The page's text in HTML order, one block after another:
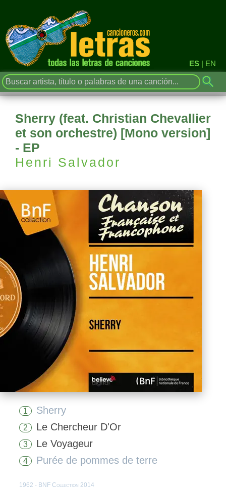
ES | EN
Sherry (feat. Christian Chevallier
et son orchestre) [Mono version]
- EP
Henri Salvador
1 Sherry
2 Le Chercheur D'Or
3 Le Voyageur
4 Purée de pommes de terre
1962 - BNF Collection 2014